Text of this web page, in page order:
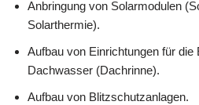
Anbringung von Solarmodulen
Solarthermie).
Aufbau von Einrichtungen für die
Dachwasser (Dachrinne).
Aufbau von Blitzschutzanlagen.